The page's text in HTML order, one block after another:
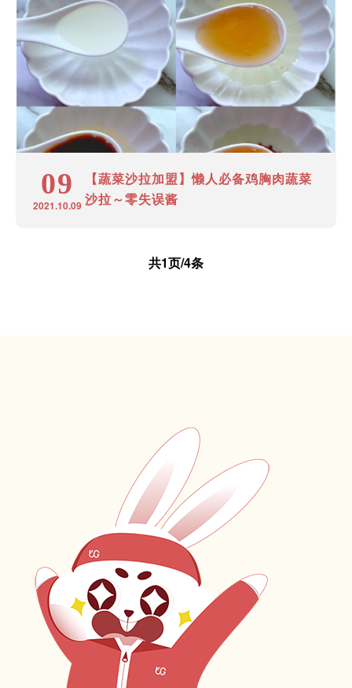
09
2021.10.09
【蔬菜沙拉加盟】懒人必备鸡胸肉蔬菜
沙拉～零失误酱
共1页/4条